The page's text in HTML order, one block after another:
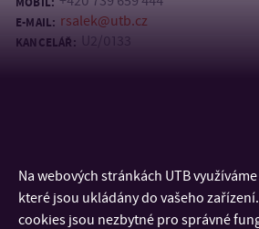
E-MAIL: rsalek@utb.cz
KANCELÁŘ: U2/0133
Na webových stránkách UTB
které jsou ukládány do vašeho
cookies jsou nezbytné pro správné